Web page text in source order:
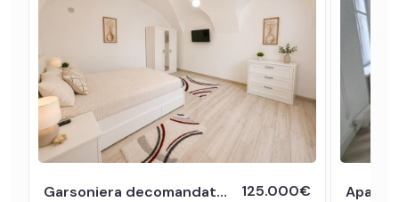
Garsoniera decomandata de vanzare Centru Istoric - acces auto 125.000€